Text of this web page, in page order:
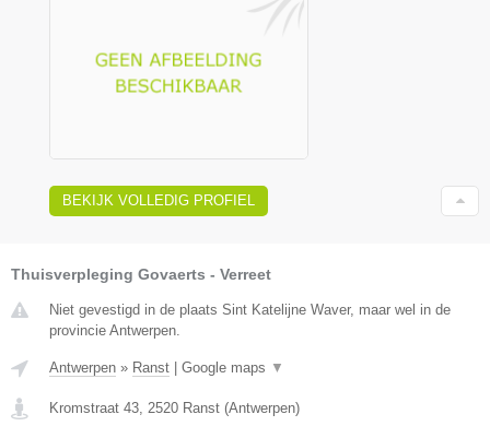
BEKIJK VOLLEDIG PROFIEL
Thuisverpleging Govaerts - Verreet
Niet gevestigd in de plaats Sint Katelijne Waver, maar wel in de
provincie Antwerpen.
Antwerpen » Ranst Google maps ▼
Kromstraat 43 2520 Ranst (Antwerpen)